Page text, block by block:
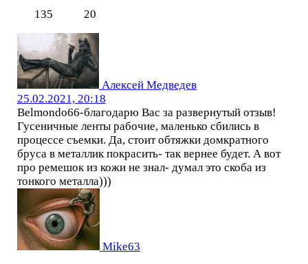
135 20
Алексей Медведев
25.02.2021, 20:18
Belmondo66-благодарю Вас за развернутый отзыв!
Гусеничные ленты рабочие, маленько сбились в
процессе съемки. Да, стоит обтяжки домкратного
бруса в металлик покрасить- так вернее будет. А вот
про ремешок из кожи не знал- думал это скоба из
тонкого металла)))
Mike63